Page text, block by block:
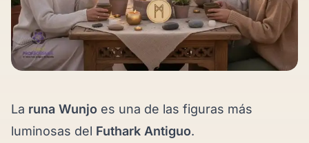
La runa Wunjo es una de las figuras más
luminosas del Futhark Antiguo.